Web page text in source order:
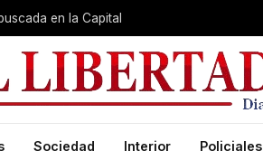
en la Capital
Sociedad Interior Policiales